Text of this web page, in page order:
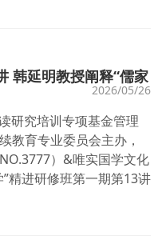
韩延明教授阐释“儒家
2026/05/26
研究培训专项基金管理
教育专业委员会主办，
）&唯实国学文化
精进研修班第一期第13讲